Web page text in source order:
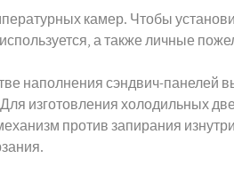
камер. Чтобы
а также личные
наполнения сэндвич-панелей
изготовления холодильных
против запирания